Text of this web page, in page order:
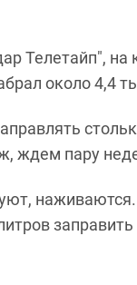
Телетайп",
около 4,4
ждем пару